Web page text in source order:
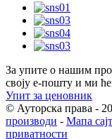
За упите о нашим
своју е-пошту и ми
Упит за ценовник
© Ауторска права -
производи - Мапа
приватности